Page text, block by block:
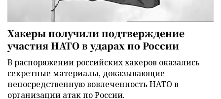
Хакеры получили подтверждение
участия НАТО в ударах по России
В распоряжении российских хакеров оказались
секретные материалы, доказывающие
непосредственную вовлеченность НАТО в
организации атак по России.